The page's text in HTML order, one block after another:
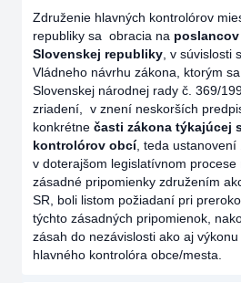
Združenie hlavných kontrolórov
republiky sa obracia na
Slovenskej republiky , v súvislosti
Vládneho návrhu zákona, ktorým
Slovenskej národnej rady č. 369/
zriadení, v znení neskorších
konkrétne časti zákona týkajúcej
kontrolórov obcí, teda ustanovení
v doterajšom legislatívnom procese
zásadné pripomienky združením
SR, boli listom požiadaní pri
týchto zásadných pripomienok,
zásah do nezávislosti ako aj
hlavného kontrolóra obce/mesta.